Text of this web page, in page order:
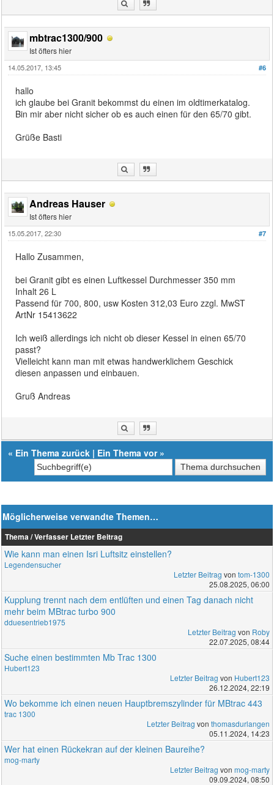
mbtrac1300/900
Ist öfters hier
#6
14.05.2017, 13:45
hallo
ich glaube bei Granit bekommst du einen im oldtimerkatalog.
Bin mir aber nicht sicher ob es auch einen für den 65/70 gibt.
Grüße Basti
Andreas Hauser
Ist öfters hier
#7
15.05.2017, 22:30
Hallo Zusammen,
bei Granit gibt es einen Luftkessel Durchmesser 350 mm
Inhalt 26 L
Passend für 700, 800, usw Kosten 312,03 Euro zzgl. MwST
ArtNr 15413622
Ich weiß allerdings ich nicht ob dieser Kessel in einen 65/70
passt?
Vielleicht kann man mit etwas handwerklichem Geschick
diesen anpassen und einbauen.
Gruß Andreas
« Ein Thema zurück | Ein Thema vor»
Möglicherweise verwandte Themen…
Thema / Verfasser Letzter Beitrag
Wie kann man einen Isri Luftsitz einstellen?
Legendensucher
Letzter Beitrag von tom-1300
25.08.2025, 06:00
Kupplung trennt nach dem entlüften und einen Tag danach nicht
mehr beim MBtrac turbo 900
dduesentrieb1975
Letzter Beitrag von Roby
22.07.2025, 08:44
Suche einen bestimmten Mb Trac 1300
Hubert123
Letzter Beitrag von Hubert123
26.12.2024, 22:19
Wo bekomme ich einen neuen Hauptbremszylinder für MBtrac 443
trac 1300
Letzter Beitrag von thomasdurlangen
05.11.2024, 14:23
Wer hat einen Rückekran auf der kleinen Baureihe?
mog-marty
Letzter Beitrag von mog-marty
09.09.2024, 08:50